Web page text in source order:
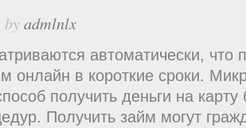
byadmlnlx
автоматически, что
онлайн в короткие сроки.
получить деньги на карту
Получить займ могут